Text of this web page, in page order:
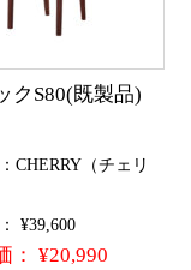
クS80(既製品)
CHERRY（チェリ
¥39,600
： ¥20,990